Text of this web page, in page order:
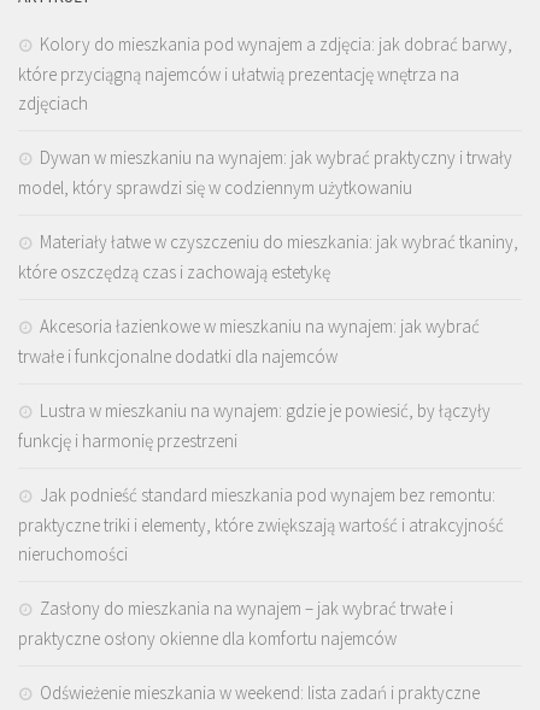
Kolory do mieszkania pod wynajem a zdjęcia: jak dobrać barwy,
które przyciągną najemców i ułatwią prezentację wnętrza na
zdjęciach
Dywan w mieszkaniu na wynajem: jak wybrać praktyczny i trwały
model, który sprawdzi się w codziennym użytkowaniu
Materiały łatwe w czyszczeniu do mieszkania: jak wybrać tkaniny,
które oszczędzą czas i zachowają estetykę
Akcesoria łazienkowe w mieszkaniu na wynajem: jak wybrać
trwałe i funkcjonalne dodatki dla najemców
Lustra w mieszkaniu na wynajem: gdzie je powiesić, by łączyły
funkcję i harmonię przestrzeni
Jak podnieść standard mieszkania pod wynajem bez remontu:
praktyczne triki i elementy, które zwiększają wartość i atrakcyjność
nieruchomości
Zasłony do mieszkania na wynajem – jak wybrać trwałe i
praktyczne osłony okienne dla komfortu najemców
Odświeżenie mieszkania w weekend: lista zadań i praktyczne